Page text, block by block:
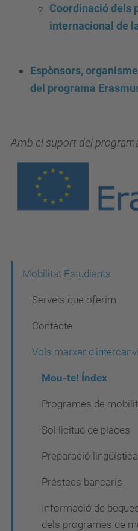
Coordinació dels
internacional de
Espònsors,
del programa
Amb el suport del
Mobilitat Estudiants
Serveis que oferim
Contacte
Vols marxar
Mou-te! Índex
Programes de
Sol·licitud de places
Preparació lingüística
Préstecs bancaris
Informació de
dels programes de